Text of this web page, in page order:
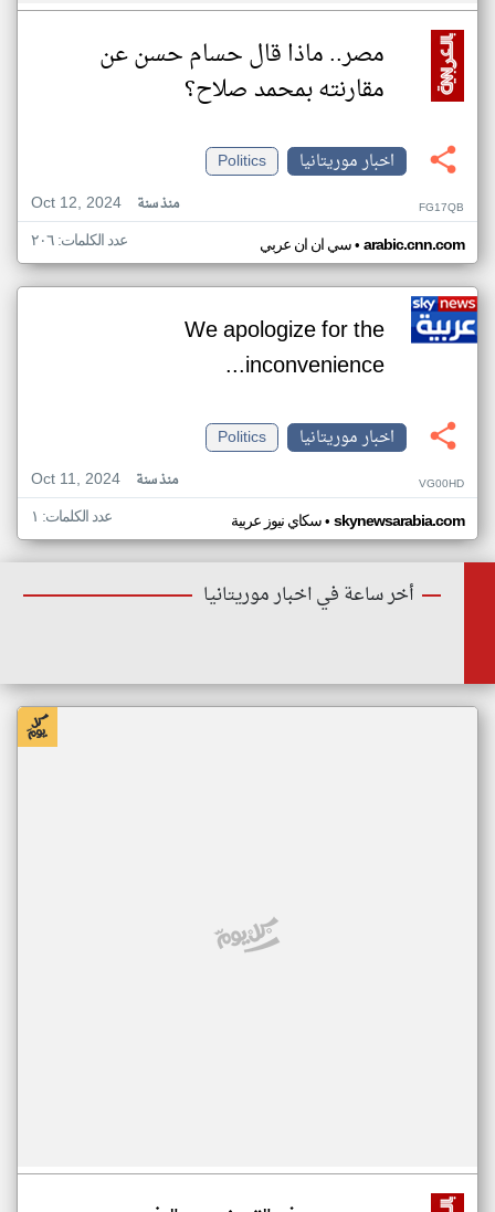
مصر.. ماذا قال حسام حسن عن
مقارنته بمحمد صلاح؟
اخبار موريتانيا
Politics
Oct 12, 2024
منذ سنة FG17QB
سي ان ان عربي• arabic.cnn.com عدد الكلمات: ٢٠٦
We apologize for the
inconvenience...
اخبار موريتانيا
Politics
Oct 11, 2024
منذ سنة VG00HD
سكاي نيوز عربية• skynewsarabia.com عدد الكلمات: ١
أخر ساعة في اخبار موريتانيا